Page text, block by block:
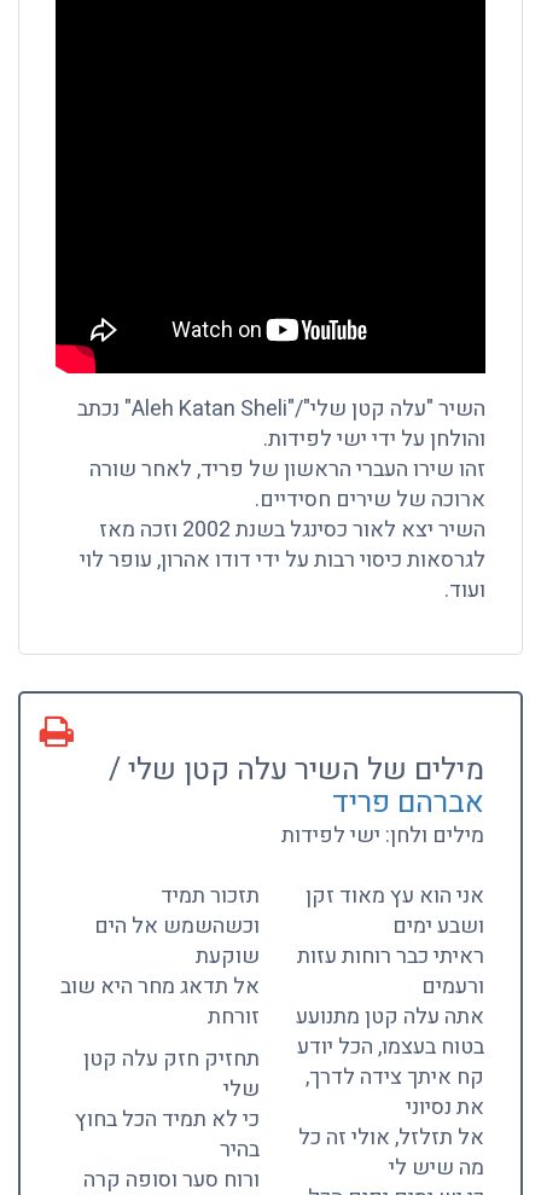
השיר "עלה קטן שלי"/"Aleh Katan Sheli" נכתב
והולחן על ידי ישי לפידות.
זהו שירו העברי הראשון של פריד, לאחר שורה
ארוכה של שירים חסידיים.
השיר יצא לאור כסינגל בשנת 2002 וזכה מאז
לגרסאות כיסוי רבות על ידי דודו אהרון, עופר לוי
ועוד.
מילים של השיר עלה קטן שלי /
אברהם פריד
מילים ולחן: ישי לפידות
אני הוא עץ מאוד זקן
ושבע ימים
ראיתי כבר רוחות עזות
ורעמים
אתה עלה קטן מתנועע
בטוח בעצמו, הכל יודע
קח איתך צידה לדרך,
את נסיוני
אל תזלזל, אולי זה כל
מה שיש לי
תזכור תמיד
וכשהשמש אל הים
שוקעת
אל תדאג מחר היא שוב
זורחת
תחזיק חזק עלה קטן
שלי
כי לא תמיד הכל בחוץ
בהיר
ורוח סער וסופה קרה